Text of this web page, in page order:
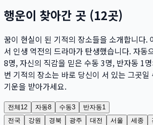
행운이 찾아간 곳 (12곳)
꿈이 현실이 된 기적의 장소들을 소개합니다.
서 인생 역전의 드라마가 탄생했습니다. 자동
8명, 자신의 직감을 믿은 수동 3명, 반자동 1명
번 기적의 장소는 바로 당신이 서 있는 그곳일
기운을 받아가세요.
전체 12 자동8 수동3 반자동1
전국
강원 경북 광주 대전 서울 세종